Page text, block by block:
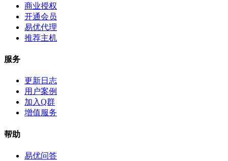
商业授权
开通会员
易优代理
推荐主机
服务
更新日志
用户案例
加入Q群
增值服务
帮助
易优问答